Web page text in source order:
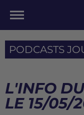
PODCASTS
L'INFO
LE 15/05/